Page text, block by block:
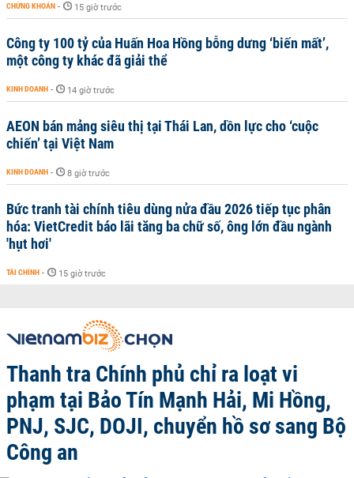
CHỨNG KHOÁN - 15 giờ trước
Công ty 100 tỷ của Huấn Hoa Hồng bỗng dưng ‘biến mất’,
một công ty khác đã giải thể
KINH DOANH - 14 giờ trước
AEON bán mảng siêu thị tại Thái Lan, dồn lực cho ‘cuộc
chiến’ tại Việt Nam
KINH DOANH - 8 giờ trước
Bức tranh tài chính tiêu dùng nửa đầu 2026 tiếp tục phân
hóa: VietCredit báo lãi tăng ba chữ số, ông lớn đầu ngành
'hụt hơi'
TÀI CHÍNH - 15 giờ trước
Thanh tra Chính phủ chỉ ra loạt vi
phạm tại Bảo Tín Mạnh Hải, Mi Hồng,
PNJ, SJC, DOJI, chuyển hồ sơ sang Bộ
Công an